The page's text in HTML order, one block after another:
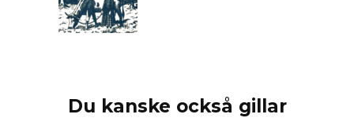
Du kanske också gillar